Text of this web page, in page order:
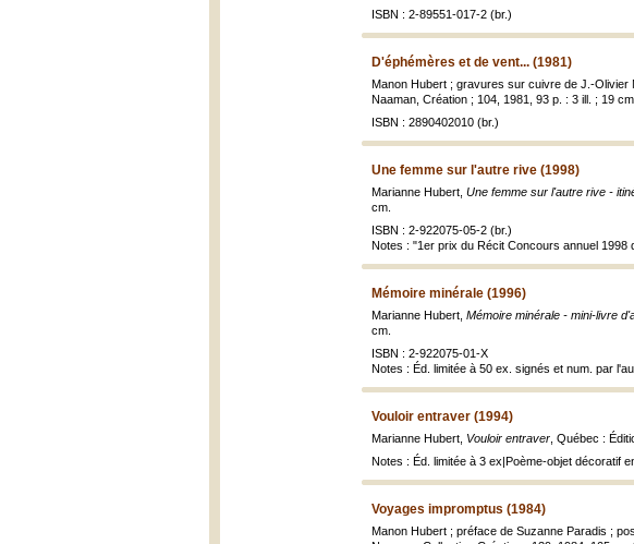
ISBN : 2-89551-017-2 (br.)
D'éphémères et de vent... (1981)
Manon Hubert ; gravures sur cuivre de J.-Olivier
Naaman, Création ; 104, 1981, 93 p. : 3 ill. ; 19 cm.
ISBN : 2890402010 (br.)
Une femme sur l'autre rive (1998)
Marianne Hubert, Une femme sur l'autre rive -
cm.
ISBN : 2-922075-05-2 (br.)
Notes : "1er prix du Récit Concours annuel 1998
Mémoire minérale (1996)
Marianne Hubert, Mémoire minérale - mini-livre
cm.
ISBN : 2-922075-01-X
Notes : Éd. limitée à 50 ex. signés et num. par
Vouloir entraver (1994)
Marianne Hubert, Vouloir entraver , Québec :
Notes : Éd. limitée à 3 ex|Poème-objet décoratif
Voyages impromptus (1984)
Manon Hubert ; préface de Suzanne Paradis ;